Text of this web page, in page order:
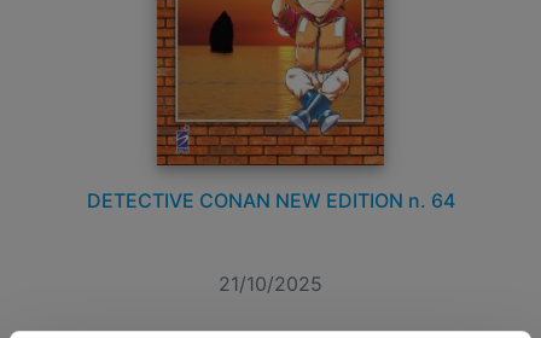
DETECTIVE CONAN NEW EDITION n. 64
21/10/2025